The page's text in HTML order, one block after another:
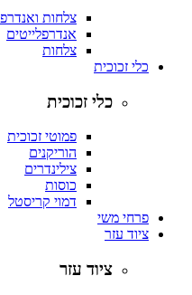
צלחות ואנדרפלייטים
אנדרפלייטים
צלחות
כלי זכוכית
כלי זכוכית
פמוטי זכוכית
הוריקנים
צילינדרים
כוסות
דמוי קריסטל
פרחי משי
ציוד עזר
ציוד עזר